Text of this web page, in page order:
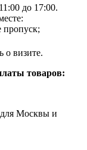
до 17:00.
:
пропуск;
о визите.
товаров:
для Москвы и